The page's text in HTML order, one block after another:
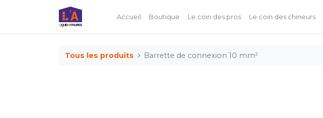
Accueil Boutique Le coin des pros Le coin des chineurs
Tous les produits Barrette de connexion 10 mm²